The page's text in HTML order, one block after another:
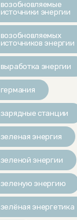
возобновляемые
источники энергии
возобновляемых
источников энергии
выработка энергии
германия
зарядные станции
зеленая энергия
зеленой энергии
зеленую энергию
зелёная энергетика